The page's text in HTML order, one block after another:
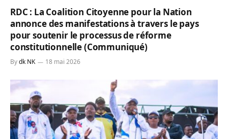
RDC : La Coalition Citoyenne pour la Nation
annonce des manifestations à travers le pays
pour soutenir le processus de réforme
constitutionnelle (Communiqué)
Bydk NK 18 mai 2026